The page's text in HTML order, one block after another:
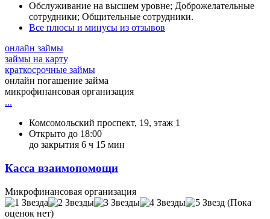
Обслуживание на высшем уровне; Доброжелательные
сотрудники; Общительные сотрудники.
Все плюсы и минусы из отзывов
онлайн займы
займы на карту
краткосрочные займы
онлайн погашение займа
микрофинансовая организация
...
Комсомольский проспект, 19, этаж 1
Открыто до 18:00
до закрытия 6 ч 15 мин
Касса взаимопомощи
Микрофинансовая организация
(Пока
оценок нет)